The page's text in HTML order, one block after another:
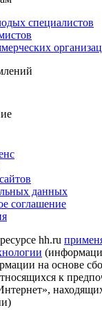
специалистов
данных
соглашение
hh.ru
на основе
к